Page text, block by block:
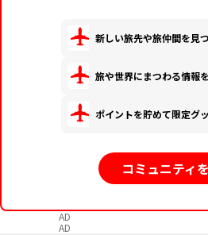
新しい旅先や旅仲間を見
旅や世界にまつわる情報
ポイントを貯めて限定グ
コミュニティ
AD
AD